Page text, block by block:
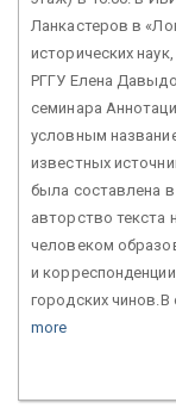
Ланкастеров в
исторических
РГГУ Елена
семинара
условным
известных
была составлена
авторство текста
человеком
и
городских чинов.В
more